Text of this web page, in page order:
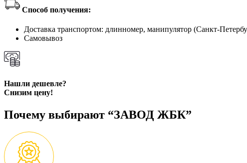
Способ получения:
Доставка транспортом: длинномер, манипулятор (Санкт-
Самовывоз
Нашли дешевле?
Снизим цену!
Почему выбирают “ЗАВОД ЖБК”